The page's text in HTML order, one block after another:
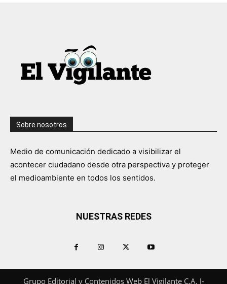
Sobre nosotros
Medio de comunicación dedicado a visibilizar el
acontecer ciudadano desde otra perspectiva y proteger
el medioambiente en todos los sentidos.
NUESTRAS REDES
Grupo Editorial y Contenidos Web El Vigilante C.A. J-